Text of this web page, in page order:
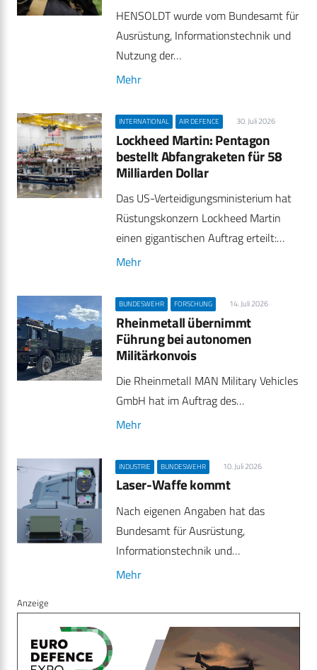
HENSOLDT wurde vom Bundesamt für
Ausrüstung, Informationstechnik und
Nutzung der…
Mehr
INTERNATIONAL AIR DEFENCE 30. Juli 2026
Lockheed Martin: Pentagon
bestellt Abfangraketen für 58
Milliarden Dollar
Das US-Verteidigungsministerium hat
Rüstungskonzern Lockheed Martin
einen gigantischen Auftrag erteilt:…
Mehr
BUNDESWEHR FORSCHUNG 14. Juli 2026
Rheinmetall übernimmt
Führung bei autonomen
Militärkonvois
Die Rheinmetall MAN Military Vehicles
GmbH hat im Auftrag des…
Mehr
INDUSTRIE BUNDESWEHR 10. Juli 2026
Laser-Waffe kommt
Nach eigenen Angaben hat das
Bundesamt für Ausrüstung,
Informationstechnik und…
Mehr
Anzeige